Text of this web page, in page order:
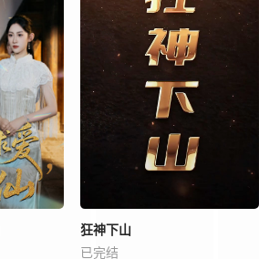
狂神下山
已完结